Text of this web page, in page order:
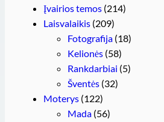
Įvairios temos (214)
Laisvalaikis (209)
Fotografija (18)
Kelionės (58)
Rankdarbiai (5)
Šventės (32)
Moterys (122)
Mada (56)